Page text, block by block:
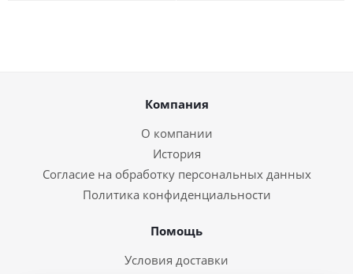
Компания
О компании
История
Согласие на обработку персональных данных
Политика конфиденциальности
Помощь
Условия доставки